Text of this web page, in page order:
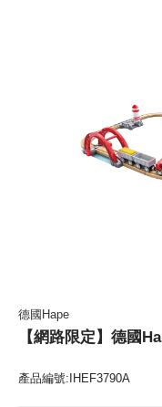
德國Hape
【網路限定】德國
產品編號:IHEF3790A